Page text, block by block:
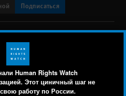
Human Rights Watch
Этот циничный шаг не
работу по России.
Подписаться
Карта сайта